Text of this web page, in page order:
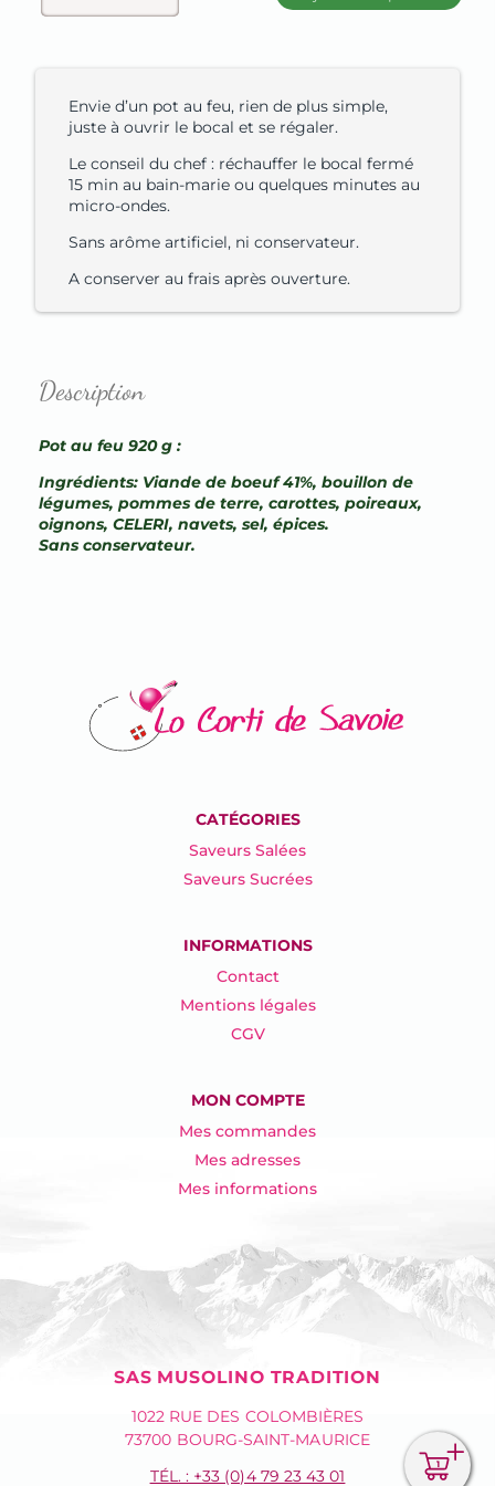
1
Envie d’un pot au feu, rien de plus simple,
juste à ouvrir le bocal et se régaler.
Le conseil du chef : réchauffer le bocal fermé
15 min au bain-marie ou quelques minutes au
micro-ondes.
Sans arôme artificiel, ni conservateur.
A conserver au frais après ouverture.
Description
Pot au feu 920 g :
Ingrédients: Viande de boeuf 41%, bouillon de
légumes, pommes de terre, carottes, poireaux,
oignons, CELERI, navets, sel, épices.
Sans conservateur.
CATÉGORIES
Saveurs Salées
Saveurs Sucrées
INFORMATIONS
Contact
Mentions légales
CGV
MON COMPTE
Mes commandes
Mes adresses
Mes informations
SAS MUSOLINO TRADITION
1022 RUE DES COLOMBIÈRES
73700 BOURG-SAINT-MAURICE
TÉL. : +33 (0)4 79 23 43 01